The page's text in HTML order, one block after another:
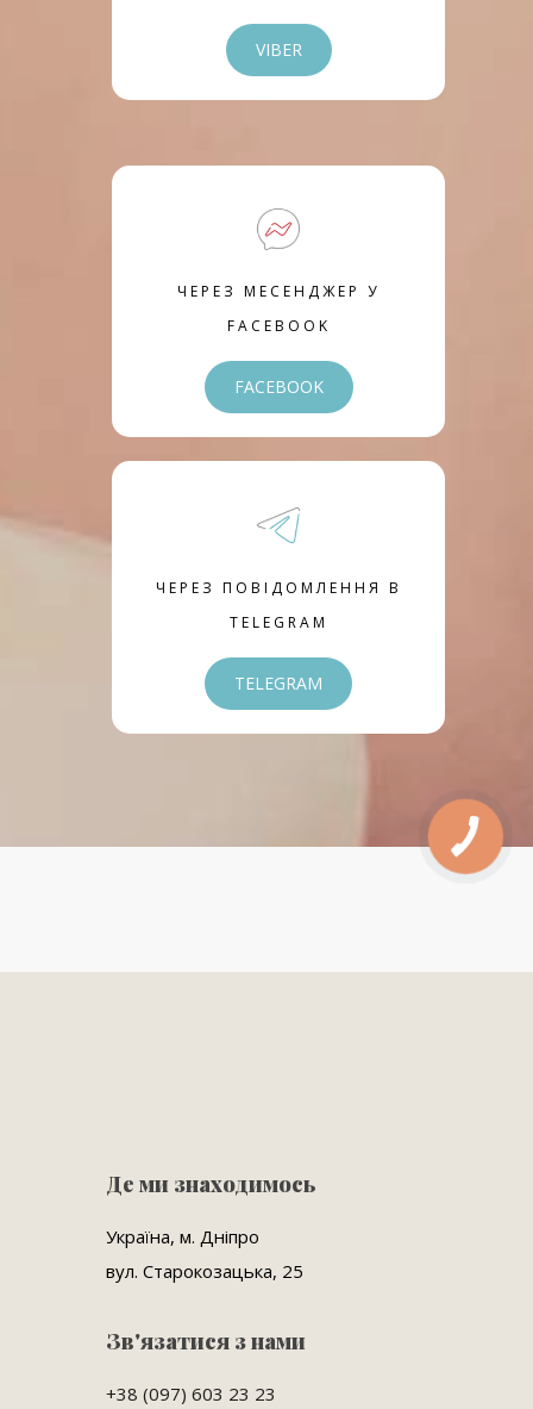
VIBER
ЧЕРЕЗ МЕСЕНДЖЕР У
FACEBOOK
FACEBOOK
ЧЕРЕЗ ПОВІДОМЛЕННЯ В
TELEGRAM
TELEGRAM
Де ми знаходимось
Україна, м. Дніпро
вул. Старокозацька, 25
Зв'язатися з нами
+38 (097) 603 23 23